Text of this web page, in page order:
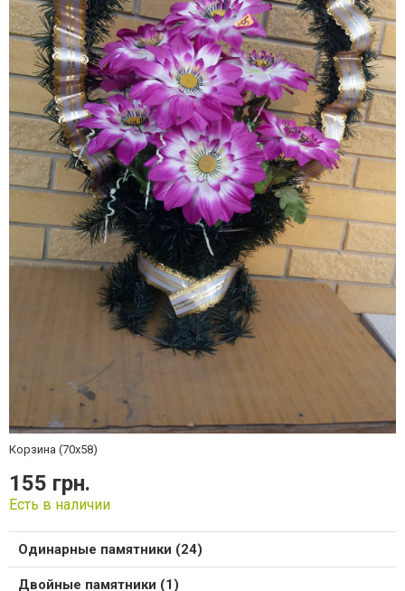
Корзина (70х58)
155 грн.
Есть в наличии
Одинарные памятники (24)
Двойные памятники (1)